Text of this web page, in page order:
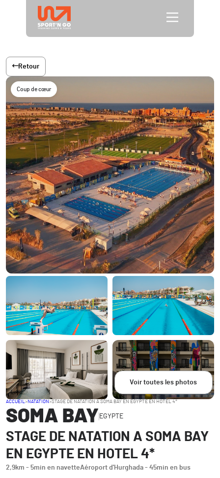
Retour
Coup de cœur
Voir toutes les photos
ACCUEIL>NATATION>STAGE DE NATATION A SOMA BAY EN EGYPTE EN HOTEL 4*
SOMA BAY EGYPTE
STAGE DE NATATION A SOMA BAY
EN EGYPTE EN HOTEL 4*
2,9km - 5min en navetteAéroport d'Hurghada - 45min en bus